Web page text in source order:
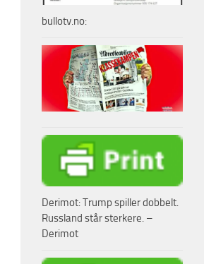
bullotv.no:
Derimot: Trump spiller dobbelt.
Russland står sterkere. –
Derimot